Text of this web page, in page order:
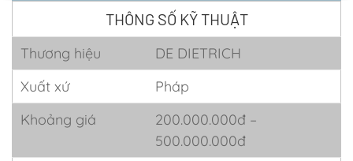
THÔNG SỐ KỸ THUẬT
Thương hiệu
DE DIETRICH
Xuất xứ
Pháp
Khoảng giá
200.000.000đ –
500.000.000đ